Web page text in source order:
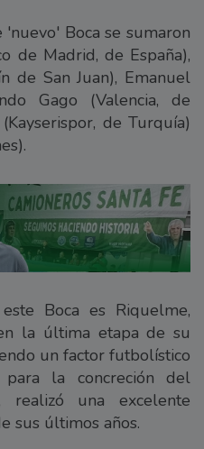
'nuevo' Boca se sumaron
de Madrid, de España),
de San Juan), Emanuel
Gago (Valencia, de
de Turquía)
Boca es Riquelme,
la última etapa de su
un factor futbolístico
la concreción del
realizó una excelente
sus últimos años.